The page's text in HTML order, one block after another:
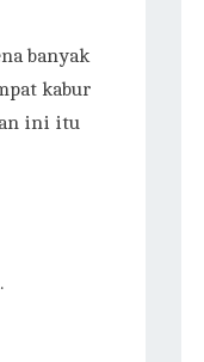
banyak
kabur
ini itu